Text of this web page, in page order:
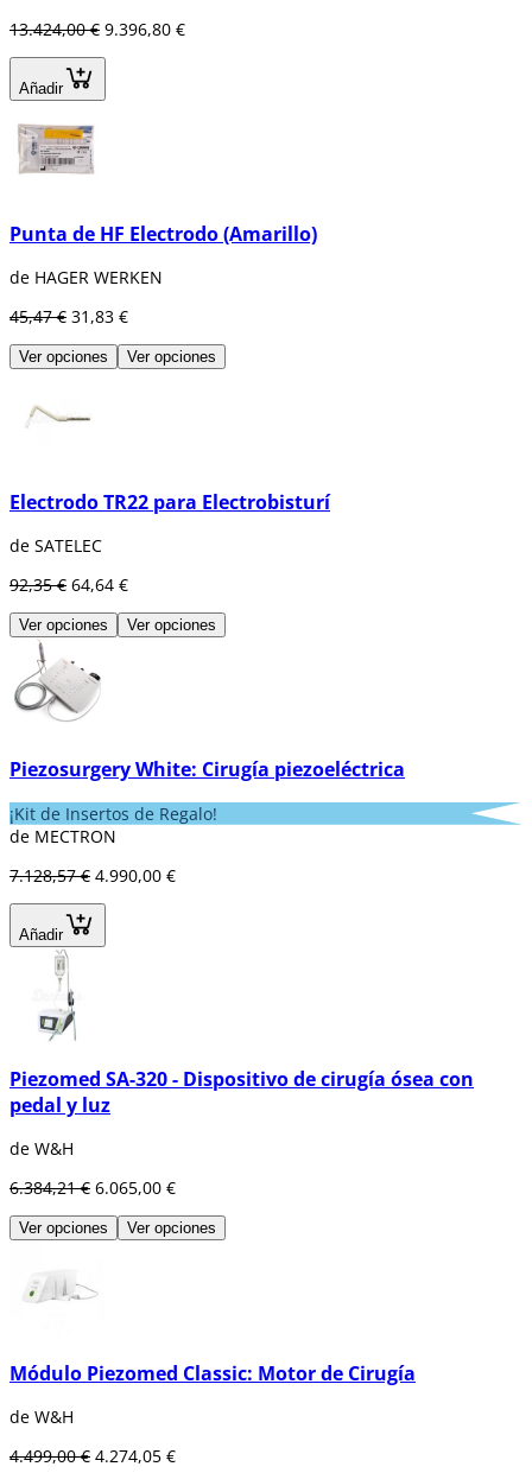
13.424,00 € 9.396,80 €
Añadir
Punta de HF Electrodo (Amarillo)
de HAGER WERKEN
45,47 € 31,83 €
Ver opciones Ver opciones
Electrodo TR22 para Electrobisturí
de SATELEC
92,35 € 64,64 €
Ver opciones Ver opciones
Piezosurgery White: Cirugía piezoeléctrica
¡Kit de Insertos de Regalo!
de MECTRON
7.128,57 € 4.990,00 €
Añadir
Piezomed SA-320 - Dispositivo de cirugía ósea con
pedal y luz
de W&H
6.384,21 € 6.065,00 €
Ver opciones Ver opciones
Módulo Piezomed Classic: Motor de Cirugía
de W&H
4.499,00 € 4.274,05 €